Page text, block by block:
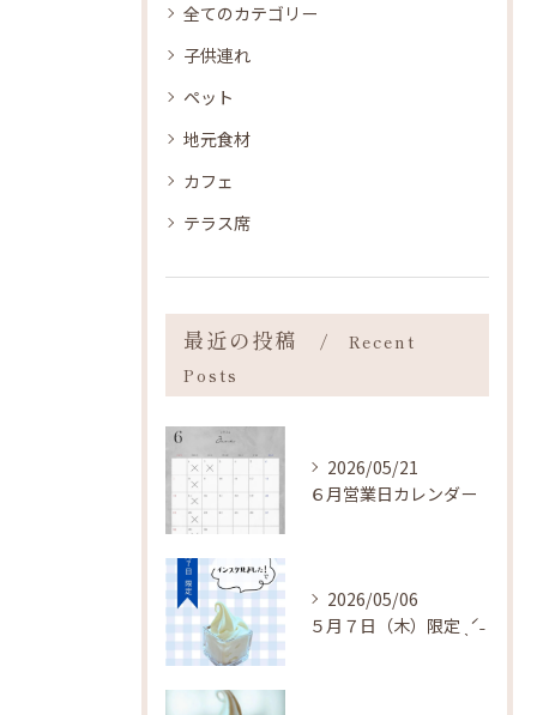
全てのカテゴリー
子供連れ
ペット
地元食材
カフェ
テラス席
最近の投稿
Recent
Posts
2026/05/21
６月営業日カレンダー
2026/05/06
５月７日（木）限定 ˎˊ˗